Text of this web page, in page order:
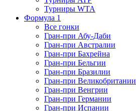
Турниры WTA
Формула 1
Все гонки
Гран-при Абу-Даби
Гран-при Австралии
Гран-при Бахрейна
Гран-при Бельгии
Гран-при Бразилии
Гран-при Великобритании
Гран-при Венгрии
Гран-при Германии
Гран-при Испании